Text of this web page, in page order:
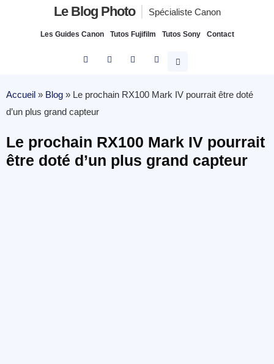
Le Blog Photo Spécialiste Canon
Les Guides Canon Tutos Fujifilm Tutos Sony Contact
Accueil » Blog » Le prochain RX100 Mark IV pourrait être doté
d’un plus grand capteur
Le prochain RX100 Mark IV pourrait
être doté d’un plus grand capteur